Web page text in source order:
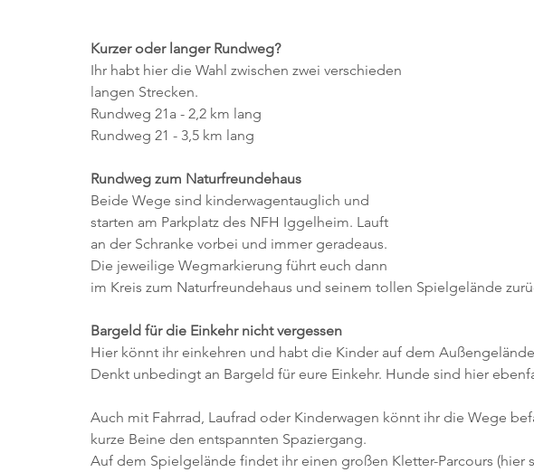
Kurzer oder langer Rundweg?
Ihr habt hier die Wahl zwischen zwei verschieden
langen Strecken.
Rundweg 21a - 2,2 km lang
Rundweg 21 - 3,5 km lang
Rundweg zum Naturfreundehaus
Beide Wege sind kinderwagentauglich und
starten am Parkplatz des NFH Iggelheim. Lauft
an der Schranke vorbei und immer geradeaus.
Die jeweilige Wegmarkierung führt euch dann
im Kreis zum Naturfreundehaus und seinem tollen Spielgelände
Bargeld für die Einkehr nicht vergessen
Hier könnt ihr einkehren und habt die Kinder auf dem
Denkt unbedingt an Bargeld für eure Einkehr. Hunde sind hier
Auch mit Fahrrad, Laufrad oder Kinderwagen könnt ihr die Wege
kurze Beine den entspannten Spaziergang.
Auf dem Spielgelände findet ihr einen großen Kletter-Parcours (hier